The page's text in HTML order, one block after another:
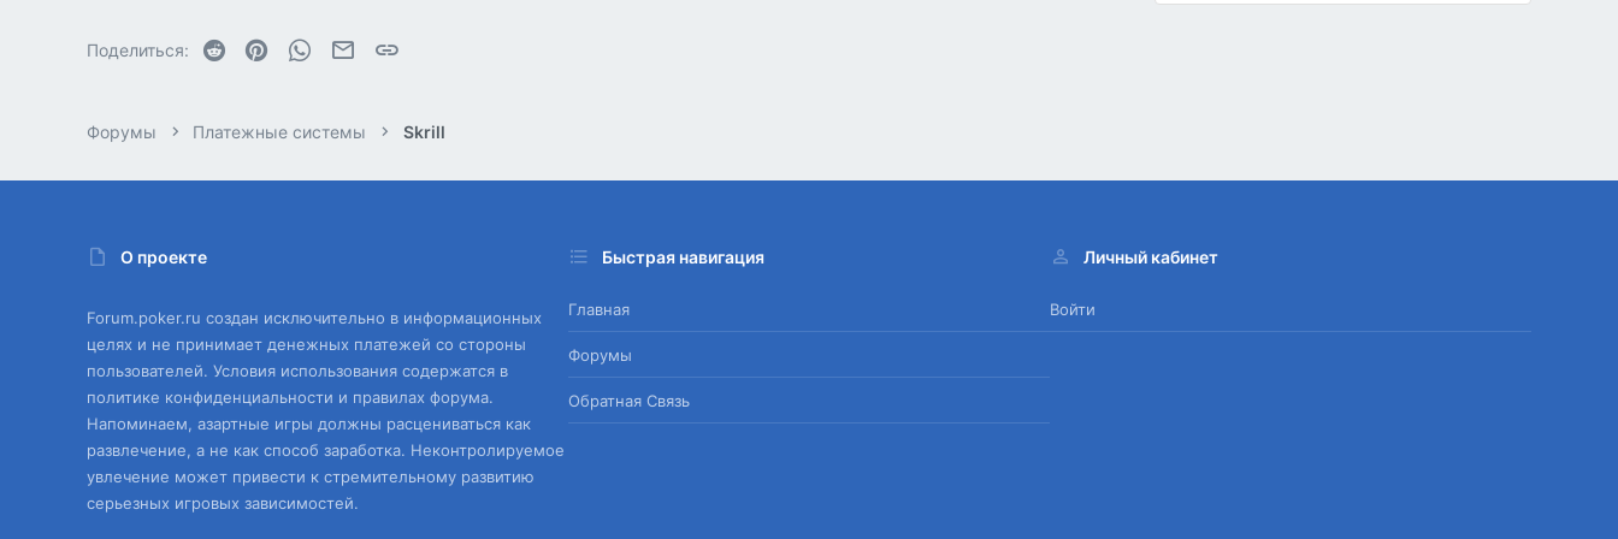
Поделиться: Reddit PinterestWhatsAppЭлектронная почта
Форумы Платежные системы Skrill
О проекте
Forum.poker.ru создан исключительно в информационных
целях и не принимает денежных платежей со стороны
пользователей. Условия использования содержатся в
политике конфиденциальности и правилах форума.
Напоминаем, азартные игры должны расцениваться как
развлечение, а не как способ заработка. Неконтролируемое
увлечение может привести к стремительному развитию
серьезных игровых зависимостей.
Быстрая навигация
Главная
Форумы
Обратная Связь
Личный кабинет
Войти